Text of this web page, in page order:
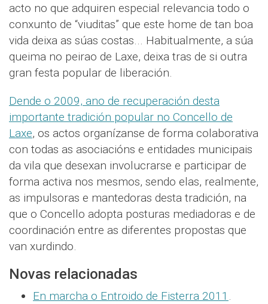
acto no que adquiren especial relevancia todo o
conxunto de “viuditas” que este home de tan boa
vida deixa as súas costas... Habitualmente, a súa
queima no peirao de Laxe, deixa tras de si outra
gran festa popular de liberación.
Dende o 2009, ano de recuperación desta
importante tradición popular no Concello de
Laxe, os actos organízanse de forma colaborativa
con todas as asociacións e entidades municipais
da vila que desexan involucrarse e participar de
forma activa nos mesmos, sendo elas, realmente,
as impulsoras e mantedoras desta tradición, na
que o Concello adopta posturas mediadoras e de
coordinación entre as diferentes propostas que
van xurdindo.
Novas relacionadas
En marcha o Entroido de Fisterra 2011 .